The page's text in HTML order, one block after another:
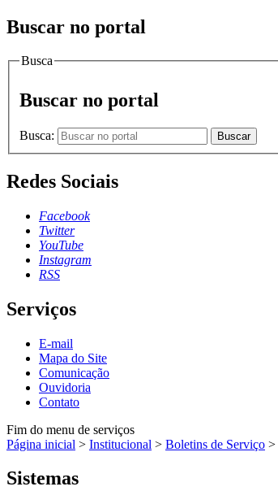
Buscar no portal
Busca
Buscar no portal
Busca: Buscar
Redes Sociais
Facebook
Twitter
YouTube
Instagram
RSS
Serviços
E-mail
Mapa do Site
Comunicação
Ouvidoria
Contato
Fim do menu de serviços
Página inicial > Institucional > Boletins de Serviço >
Sistemas